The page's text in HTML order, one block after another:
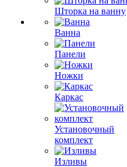
Шторка на ванну
Ванна
Панели
Ножки
Каркас
Установочный
комплект
Изливы